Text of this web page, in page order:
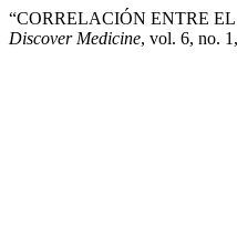
“CORRELACIÓN ENTRE
Discover Medicine, vol. 6, no.